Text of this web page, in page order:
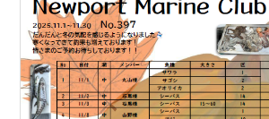
Contact us
採用情報
Recruit